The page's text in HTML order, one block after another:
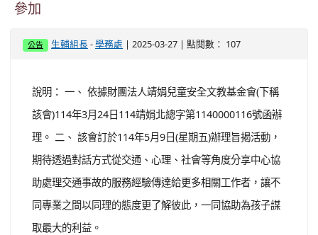
參加
公告 生輔組長 -學務處 | 2025-03-27 | 點閱數： 107
說明： 一、 依據財團法人靖娟兒童安全文教基金會(下稱
該會)114年3月24日114靖娟北總字第1140000116號函辦
理。 二、 該會訂於114年5月9日(星期五)辦理旨揭活動，
期待透過對話方式從交通、心理、社會等角度分享中心協
助處理交通事故的服務經驗傳達給更多相關工作者，讓不
同專業之間以同理的態度更了解彼此，一同協助為孩子謀
取最大的利益。